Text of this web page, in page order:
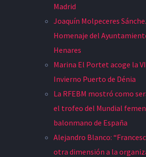
Madrid
Joaquín Molpeceres
Homenaje del
Henares
Marina El Portet acoge la
Invierno Puerto de Dénia
La RFEBM mostró como
el trofeo del Mundial
balonmano de España
Alejandro Blanco:
otra dimensión a la